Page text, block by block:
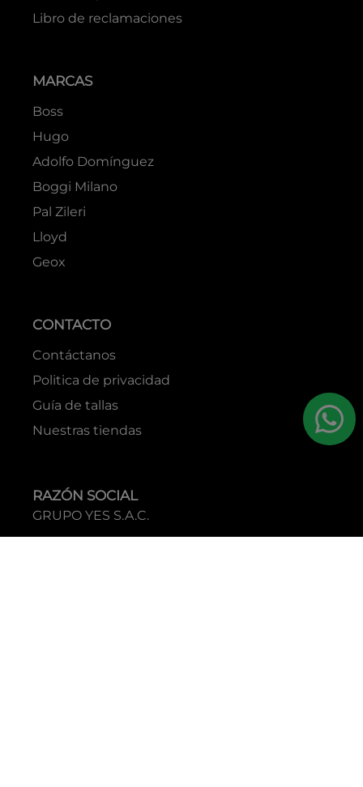
Libro de reclamaciones
MARCAS
Boss
Hugo
Adolfo Domínguez
Boggi Milano
Pal Zileri
Lloyd
Geox
CONTACTO
Contáctanos
Politica de privacidad
Guía de tallas
Nuestras tiendas
RAZÓN SOCIAL
GRUPO YES S.A.C.